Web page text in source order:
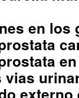
en los
vias